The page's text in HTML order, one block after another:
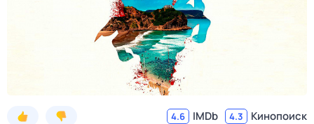
4.6 IMDb 4.3 Кинопоиск